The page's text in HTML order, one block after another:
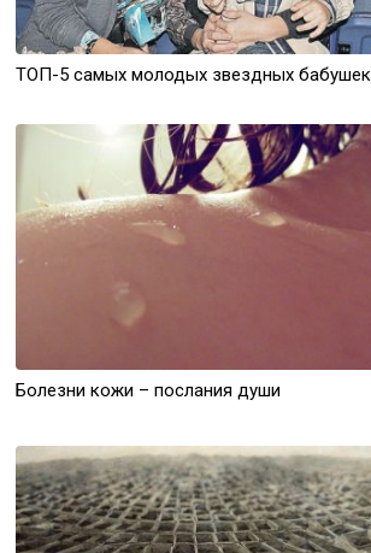
ТОП-5 самых молодых звездных бабушек
Болезни кожи – послания души